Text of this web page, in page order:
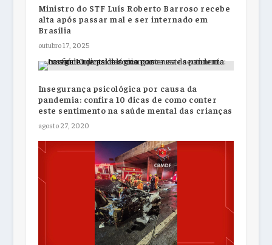
Ministro do STF Luís Roberto Barroso recebe
alta após passar mal e ser internado em
Brasília
outubro 17, 2025
Insegurança psicológica por causa da
pandemia: confira 10 dicas de como conter
este sentimento na saúde mental das crianças
agosto 27, 2020